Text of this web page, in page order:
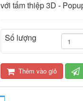
với tấm thiệp 3D -
Số lượng
Thêm vào giỏ